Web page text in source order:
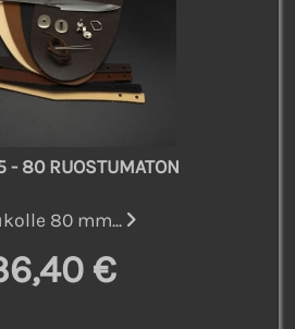
- 80 RUOSTUMATON
80 mm...
€